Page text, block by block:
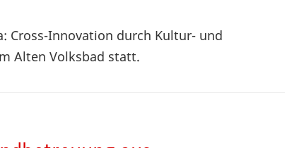
Cross-Innovation durch Kultur- und
Alten Volksbad statt.